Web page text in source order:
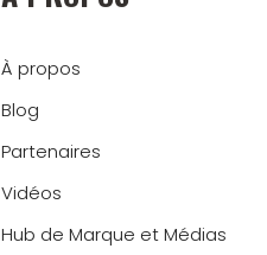
À propos
Blog
Partenaires
Vidéos
Hub de Marque et Médias